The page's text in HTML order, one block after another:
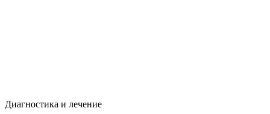
Диагностика и лечение